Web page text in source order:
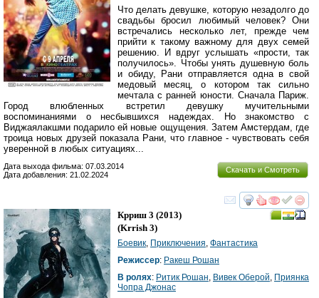
Что делать девушке, которую незадолго до
свадьбы бросил любимый человек? Они
встречались несколько лет, прежде чем
прийти к такому важному для двух семей
решению. И вдруг услышать «прости, так
получилось». Чтобы унять душевную боль
и обиду, Рани отправляется одна в свой
медовый месяц, о котором так сильно
мечтала с ранней юности. Сначала Париж.
Город влюбленных встретил девушку мучительными
воспоминаниями о несбывшихся надеждах. Но знакомство с
Виджаялакшми подарило ей новые ощущения. Затем Амстердам, где
троица новых друзей показала Рани, что главное - чувствовать себя
уверенной в любых ситуациях...
Скачать и Смотреть
Дата выхода фильма: 07.03.2014
Дата добавления: 21.02.2024
смотреть
Крриш 3 (2013)
(Krrish 3)
Боевик, Приключения, Фантастика
Режиссер: Ракеш Рошан
В ролях: Ритик Рошан, Вивек Оберой, Приянка
Чопра Джонас